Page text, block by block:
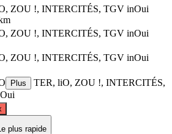
ZOU !, INTERCITÉS, TGV inOui
ZOU !, INTERCITÉS, TGV inOui
ZOU !, INTERCITÉS, TGV inOui
Plus
TER, liO, ZOU !, INTERCITÉS,
plus rapide